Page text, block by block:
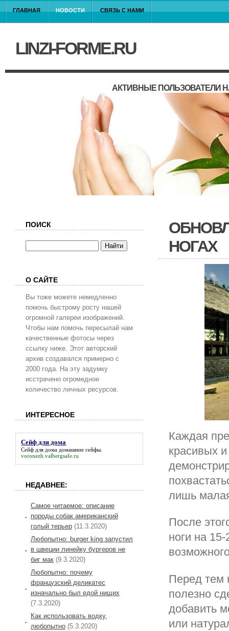
ГЛАВНАЯ НОВОСТИ СВЯЗЬ С НАМИ
LINZI-FORME.RU
АКТИВНЫЕ ПОЛЬЗОВАТЕЛИ
НОГАХ
Каждая
красивых
лишь
После
ноги на
Перед тем
полезно
добавить
или
ПОИСК
О САЙТЕ
Вы тоже можете немедленно
помочь быстрому росту нашей
огромной галереи изображений.
Чтобы нам помочь пересылай нам
качественные фотосы через
ссылку ниже. Этот авторский
архив создавался примерно с
2000 года. На эту задумку
исстрачено огромедное
количество личных ресурсов.
ИНТЕРЕСНОЕ
Сейф для дома
Сейф для дома домашние сейфы.
voronezh.valbergsafe.ru
НЕДАВНЕЕ:
Самое читаемое: описание
породы собак американский
голый терьер (11.3.2020)
Любопытно: burger king запустил
в швеции линейку бургеров не
биг мак (9.3.2020)
Любопытно: почему
французский деликатес
изначально был едой нищих
(7.3.2020)
Как использовать водку,
любопытно (5.3.2020)